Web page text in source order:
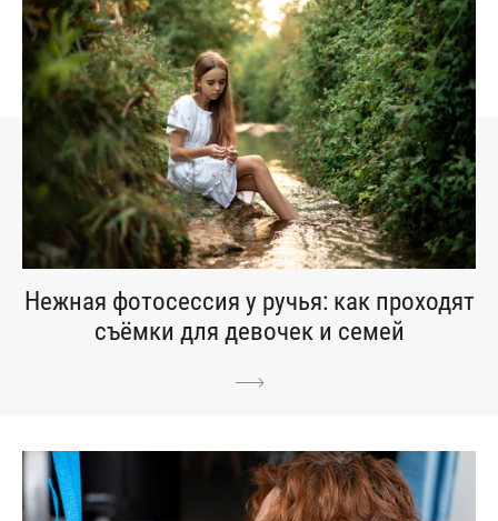
Нежная фотосессия у ручья: как проходят
съёмки для девочек и семей